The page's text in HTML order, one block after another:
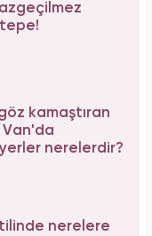
kamaştıran
Van'da
nerelerdir?
nerelere